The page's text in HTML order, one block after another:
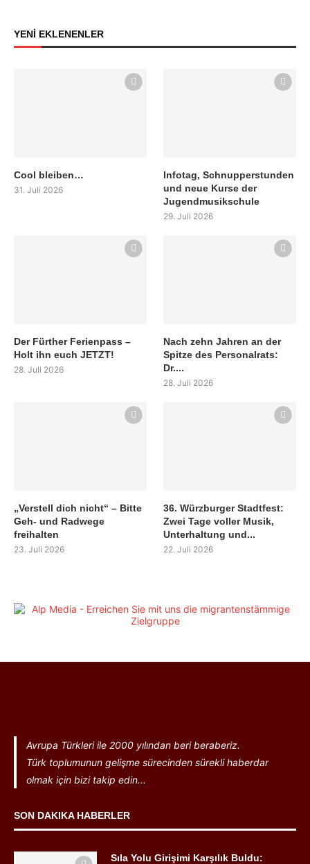
YENİ EKLENENLER
Cool bleiben…
31. Juli 2026
Infotag, Schnupperstunden
und neue Kurse der
Jugendmusikschule
29. Juli 2026
Der Fürther Ferienpass –
Holt ihn euch JETZT!
28. Juli 2026
Nach zehn Jahren an der
Spitze des Personalrats:
Dr....
28. Juli 2026
„Verstell dich nicht“ – Bitte
Geh- und Radwege
freihalten
23. Juli 2026
36. Würzburger Stadtfest:
Zwei Tage voller Musik,
Unterhaltung und...
22. Juli 2026
Avrupa Türkleri ile 2000 yılından beri beraberiz.
Türk toplumunun gelişme sürecinden sürekli haberdar
olmak için bizi takip edin...
SON DAKIKA HABERLER
Sıla Yolu Girişimi Karşılık Buldu: